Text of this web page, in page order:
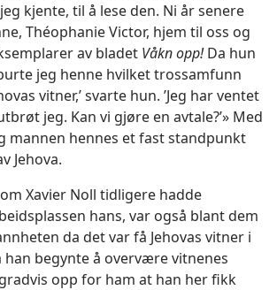
kjente, til å lese den. Ni år senere
Théophanie Victor, hjem til oss og
av bladet Våkn opp!Da hun
jeg henne hvilket trossamfunn
vitner,’ svarte hun. ’Jeg har ventet
jeg. Kan vi gjøre en avtale?’» Med
mannen hennes et fast standpunkt
Jehova.
Xavier Noll tidligere hadde
hans, var også blant dem
da det var få Jehovas vitner i
han begynte å overvære vitnenes
opp for ham at han her fikk